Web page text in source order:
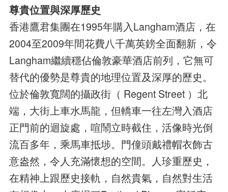
尊貴位置與深厚歷史
香港鷹君集團在1995年購入Langham酒店，在
2004至2009年間花費八千萬英鎊全面翻新，令
Langham繼續穩佔倫敦豪華酒店前列，它無可
替代的優勢是尊貴的地理位置及深厚的歷史。
位於倫敦寬闊的攝政街（ Regent Street ）北
端，大街上車水馬龍，但轎車一往左灣入酒店
正門前的迴旋處，喧鬧立時截住，活像時光倒
流百多年，乘馬車抵埗。門僮頭戴禮帽衣飾古
意盎然，令人充滿懷想的空間。人珍重歷史，
在精神上跟歷史接軌，自然貴氣，自然對生活